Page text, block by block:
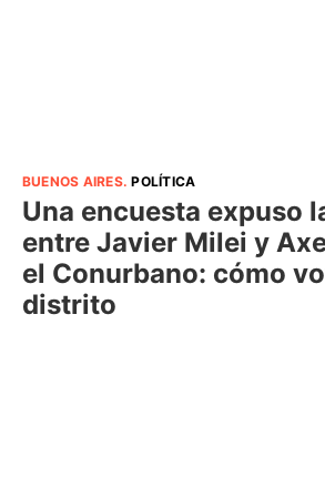
BUENOS AIRES.POLÍTICA
Una encuesta expuso
entre Javier Milei y
el Conurbano: cómo
distrito